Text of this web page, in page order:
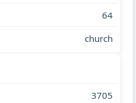
64
church
3705